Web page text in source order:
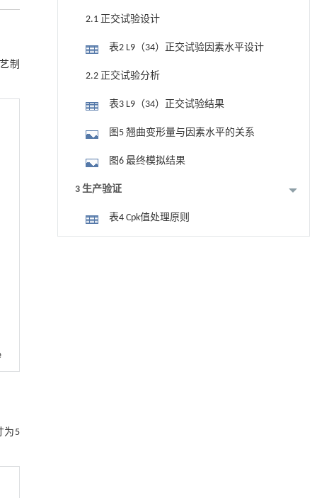
制
为5
2.1 正交试验设计
表2 L9（34）正交试验因素水平设计
2.2 正交试验分析
表3 L9（34）正交试验结果
图5 翘曲变形量与因素水平的关系
图6 最终模拟结果
3 生产验证
表4 Cpk值处理原则